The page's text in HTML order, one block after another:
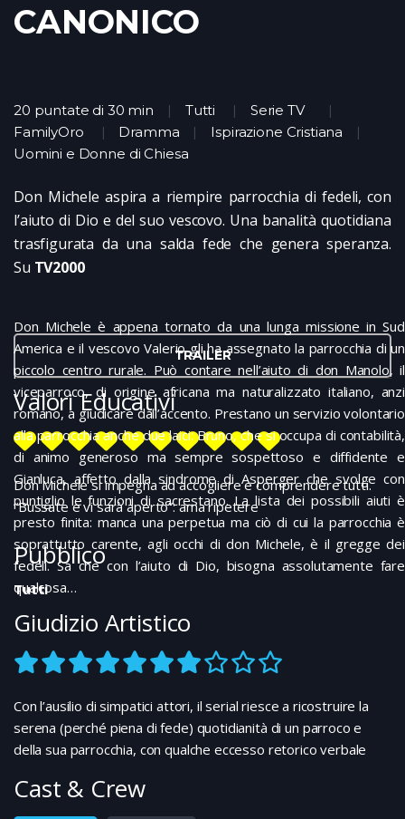
TRAILER
CANONICO
20 puntate di 30 min Tutti
Serie TV
FamilyOro
Dramma
Ispirazione Cristiana
Uomini e Donne di Chiesa
Don Michele aspira a riempire parrocchia di fedeli, con
l’aiuto di Dio e del suo vescovo. Una banalità quotidiana
trasfigurata da una salda fede che genera speranza.
Su TV2000
Don Michele è appena tornato da una lunga missione in Sud
America e il vescovo Valerio gli ha assegnato la parrocchia di un
piccolo centro rurale. Può contare nell’aiuto di don Manolo, il
viceparroco, di origine africana ma naturalizzato italiano, anzi
romano, a giudicare dall’accento. Prestano un servizio volontario
alla parrocchia anche due laici: Bruno, che si occupa di contabilità,
di animo generoso ma sempre sospettoso e diffidente e
Gianluca, affetto dalla sindrome di Asperger che svolge con
puntiglio le funzioni di sacrestano. La lista dei possibili aiuti è
presto finita: manca una perpetua ma ciò di cui la parrocchia è
soprattutto carente, agli occhi di don Michele, è il gregge dei
fedeli. Sa che con l’aiuto di Dio, bisogna assolutamente fare
qualcosa…
Valori Educativi
Don Michele si impegna ad accogliere e comprendere tutti.
“Bussate e vi sarà aperto”: ama ripetere
Pubblico
Tutti
Giudizio Artistico
Con l’ausilio di simpatici attori, il serial riesce a ricostruire la
serena (perché piena di fede) quotidianità di un parroco e
della sua parrocchia, con qualche eccesso retorico verbale
Cast & Crew